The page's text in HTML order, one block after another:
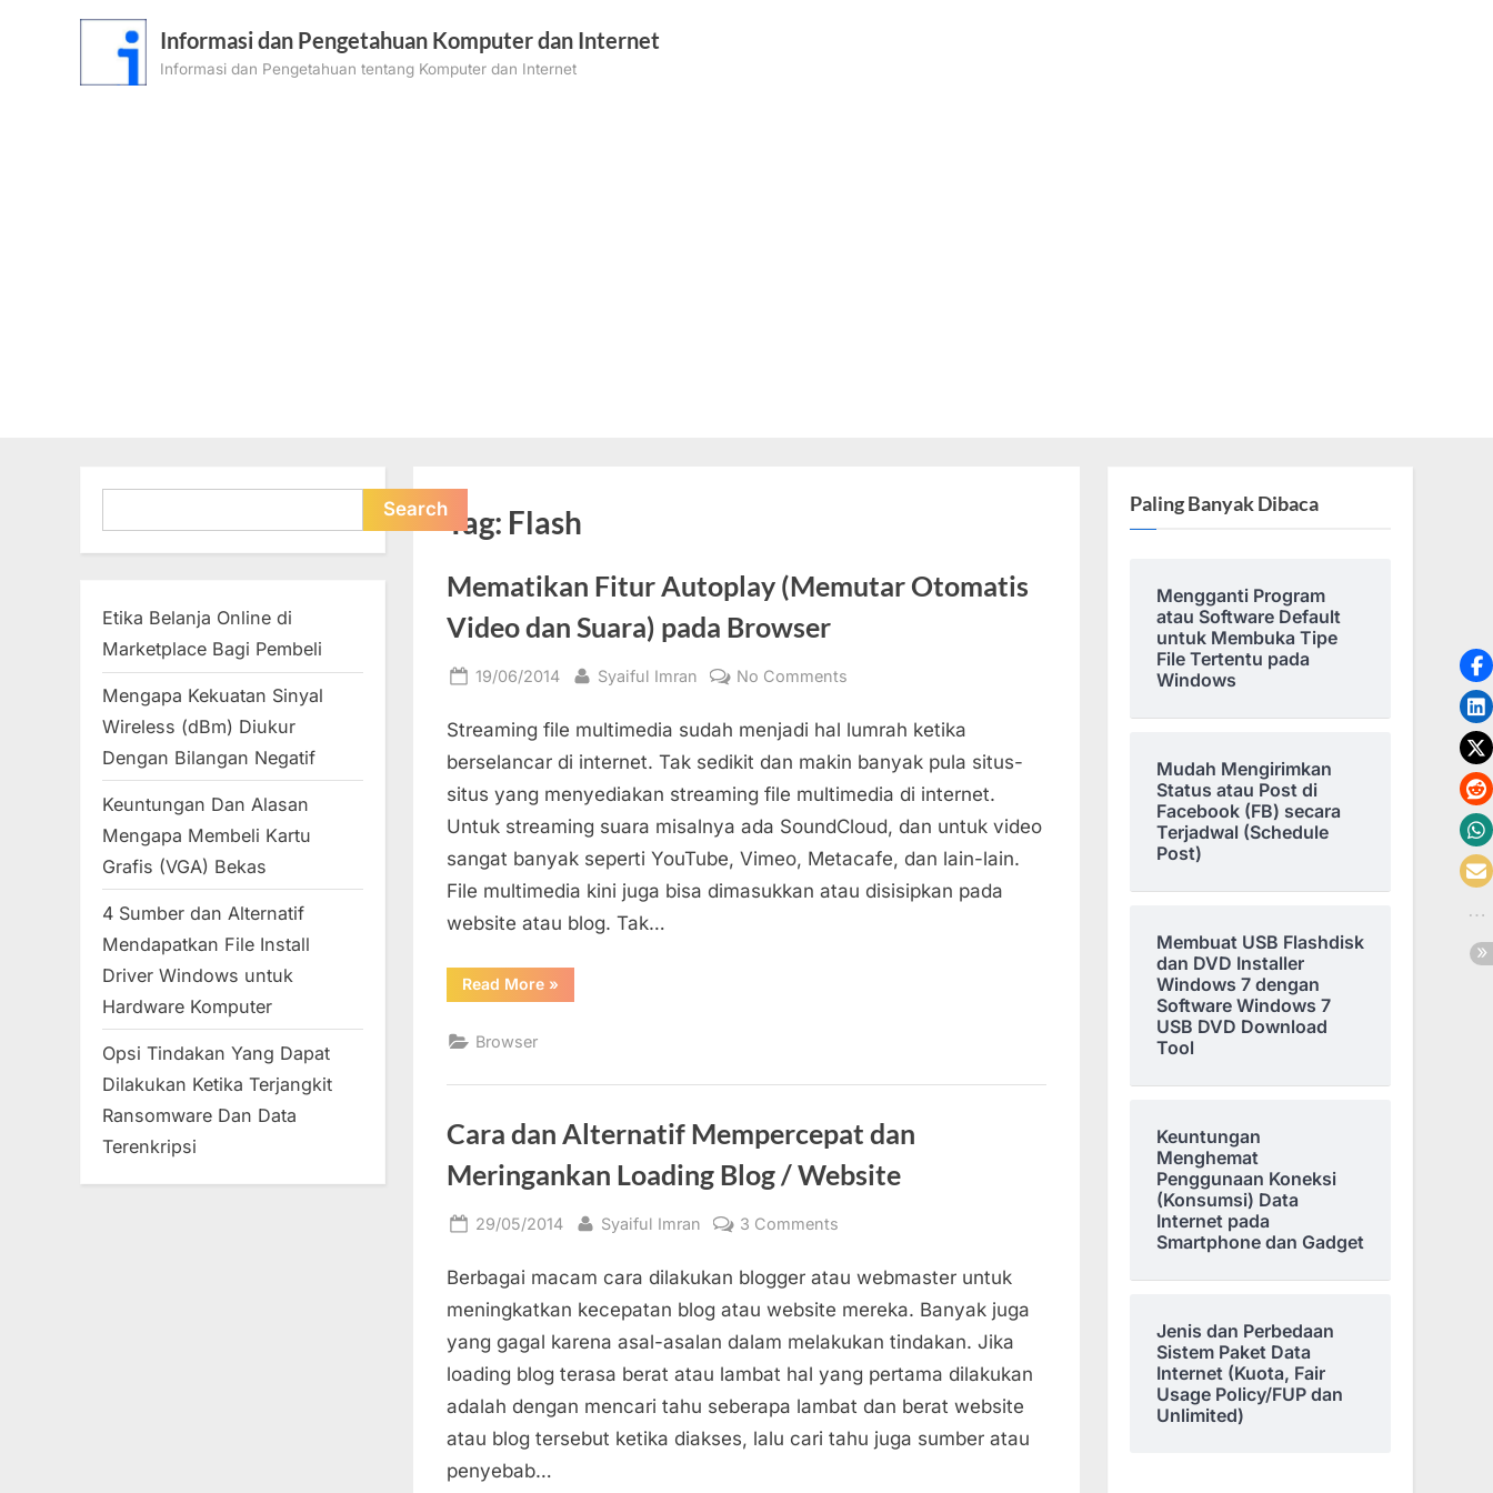
Informasi dan Pengetahuan Komputer dan Internet
Informasi dan Pengetahuan tentang Komputer dan Internet
Tag: Flash
Mematikan Fitur Autoplay (Memutar Otomatis
Video dan Suara) pada Browser
Posted
19/06/2014 By
Syaiful Imran No Comments
Fitur
Autoplay
(Memutar
Video
dan
Suara)
Streaming file multimedia sudah menjadi hal lumrah ketika
berselancar di internet. Tak sedikit dan makin banyak pula situs-
situs yang menyediakan streaming file multimedia di internet.
Untuk streaming suara misalnya ada SoundCloud, dan untuk video
sangat banyak seperti YouTube, Vimeo, Metacafe, dan lain-lain.
File multimedia kini juga bisa dimasukkan atau disisipkan pada
website atau blog. Tak…
Read More“Mematikan
Fitur
Suara)
Browser”
»
Browser
Cara dan Alternatif Mempercepat dan
Meringankan Loading Blog / Website
Posted
29/05/2014 By
Syaiful Imran 3 Comments
dan
Alternatif
Mempercepat
Meringankan
Loading
Blog
Berbagai macam cara dilakukan blogger atau webmaster untuk
meningkatkan kecepatan blog atau website mereka. Banyak juga
yang gagal karena asal-asalan dalam melakukan tindakan. Jika
loading blog terasa berat atau lambat hal yang pertama dilakukan
adalah dengan mencari tahu seberapa lambat dan berat website
atau blog tersebut ketika diakses, lalu cari tahu juga sumber atau
penyebab…
Search
Etika Belanja Online di
Marketplace Bagi Pembeli
Mengapa Kekuatan Sinyal
Wireless (dBm) Diukur
Dengan Bilangan Negatif
Keuntungan Dan Alasan
Mengapa Membeli Kartu
Grafis (VGA) Bekas
4 Sumber dan Alternatif
Mendapatkan File Install
Driver Windows untuk
Hardware Komputer
Opsi Tindakan Yang Dapat
Dilakukan Ketika Terjangkit
Ransomware Dan Data
Terenkripsi
Paling Banyak Dibaca
Mengganti Program
atau Software Default
untuk Membuka Tipe
File Tertentu pada
Windows
Mudah Mengirimkan
Status atau Post di
Facebook (FB) secara
Terjadwal (Schedule
Post)
Membuat USB Flashdisk
dan DVD Installer
Windows 7 dengan
Software Windows 7
USB DVD Download
Tool
Keuntungan
Menghemat
Penggunaan Koneksi
(Konsumsi) Data
Internet pada
Smartphone dan Gadget
Jenis dan Perbedaan
Sistem Paket Data
Internet (Kuota, Fair
Usage Policy/FUP dan
Unlimited)